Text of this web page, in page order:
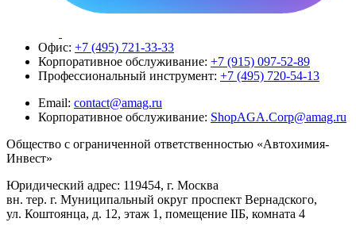
Офис: +7 (495) 721-33-33
Корпоративное обслуживание: +7 (915) 097-52-89
Профессиональный инструмент: +7 (495) 720-54-13
Email: contact@amag.ru
Корпоративное обслуживание: ShopAGA.Corp@amag.ru
Общество с ограниченной ответственностью «Автохимия-
Инвест»
Юридический адрес: 119454, г. Москва
вн. тер. г. Муниципальный округ проспект Вернадского,
ул. Коштоянца, д. 12, этаж 1, помещение IIБ, комната 4